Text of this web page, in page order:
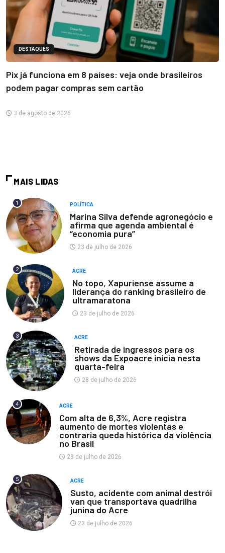
DESTAQUES
Pix já funciona em 8 países: veja onde brasileiros
podem pagar compras sem cartão
3 de agosto de 2026
MAIS LIDAS
1 POLÍTICA
Marina Silva defende agronegócio e
afirma que agenda ambiental é
“economia pura”
23 de julho de 2026
2 ACRE
No topo, Xapuriense assume a
liderança do ranking brasileiro de
ultramaratona
23 de julho de 2026
3 ACRE
Retirada de ingressos para os
shows da Expoacre inicia nesta
quarta-feira
28 de julho de 2026
4 ACRE
Com alta de 6,3%, Acre registra
aumento de mortes violentas e
contraria queda histórica da violência
no Brasil
23 de julho de 2026
5 ACRE
Susto, acidente com animal destrói
van que transportava quadrilha
junina do Acre
23 de julho de 2026